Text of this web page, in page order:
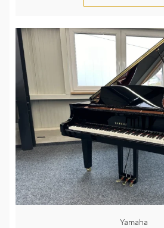
Yamaha